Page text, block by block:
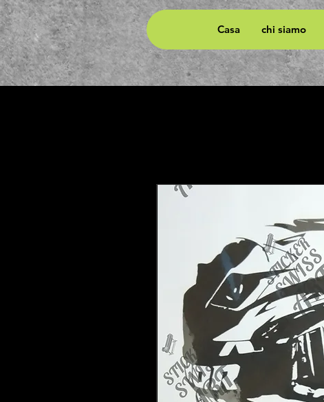
Casa chi siamo